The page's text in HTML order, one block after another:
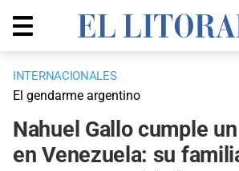
INTERNACIONALES
El gendarme argentino
Nahuel Gallo cumple
en Venezuela: su